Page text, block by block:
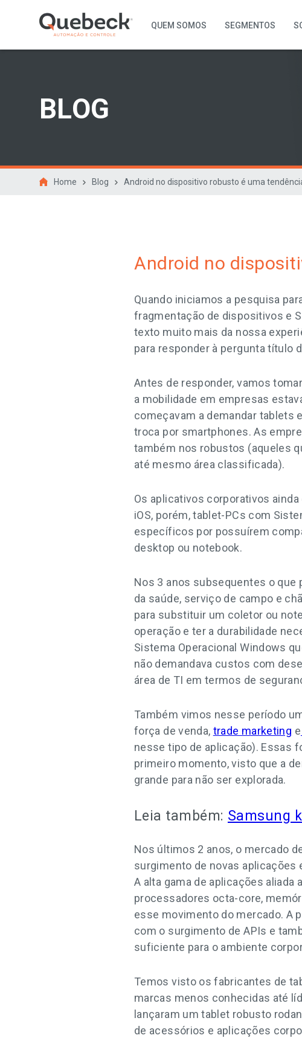
QUEM SOMOS SEGMENTOS
BLOG
Home Blog Android no dispositivo robusto é uma
Android no
Quando iniciamos a pesquisa
fragmentação de dispositivos e
texto muito mais da nossa
para responder à pergunta título
Antes de responder, vamos
a mobilidade em empresas
começavam a demandar tablets
troca por smartphones. As
também nos robustos (aqueles
até mesmo área classificada).
Os aplicativos corporativos
iOS, porém, tablet-PCs com
específicos por possuírem
desktop ou notebook.
Nos 3 anos subsequentes o que
da saúde, serviço de campo e
para substituir um coletor ou
operação e ter a durabilidade
Sistema Operacional Windows
não demandava custos com
área de TI em termos de
Também vimos nesse período
força de venda, trade marketing e
nesse tipo de aplicação). Essas
primeiro momento, visto que a
grande para não ser explorada.
Leia também: Samsung
Nos últimos 2 anos, o mercado
surgimento de novas
A alta gama de aplicações
processadores octa-core,
esse movimento do mercado. A
com o surgimento de APIs e
suficiente para o ambiente
Temos visto os fabricantes de
marcas menos conhecidas até
lançaram um tablet robusto
de acessórios e aplicações